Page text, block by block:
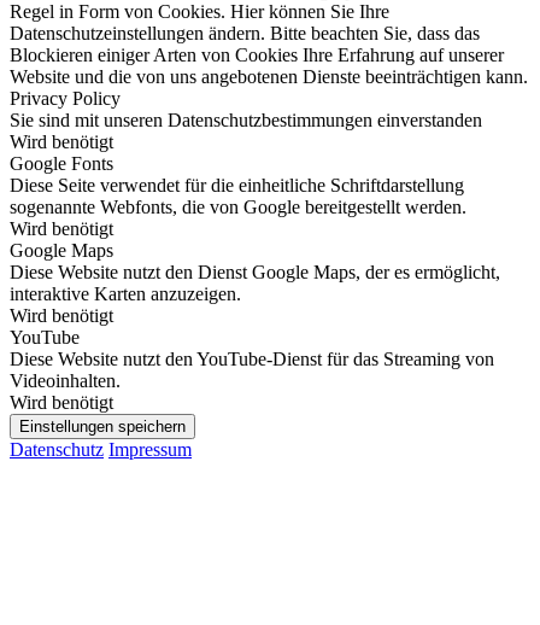
Regel in Form von Cookies. Hier können Sie Ihre
Datenschutzeinstellungen ändern. Bitte beachten Sie, dass das
Blockieren einiger Arten von Cookies Ihre Erfahrung auf unserer
Website und die von uns angebotenen Dienste beeinträchtigen kann.
Privacy Policy
Sie sind mit unseren Datenschutzbestimmungen einverstanden
Wird benötigt
Google Fonts
Diese Seite verwendet für die einheitliche Schriftdarstellung
sogenannte Webfonts, die von Google bereitgestellt werden.
Wird benötigt
Google Maps
Diese Website nutzt den Dienst Google Maps, der es ermöglicht,
interaktive Karten anzuzeigen.
Wird benötigt
YouTube
Diese Website nutzt den YouTube-Dienst für das Streaming von
Videoinhalten.
Wird benötigt
Einstellungen speichern
Datenschutz Impressum